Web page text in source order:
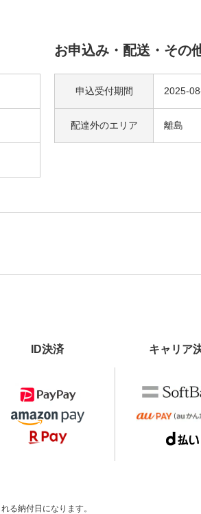
お申込み・配送・その
申込受付期間 2025-
配達外のエリア 離島
ID決済 キャリア
る納付日になります。